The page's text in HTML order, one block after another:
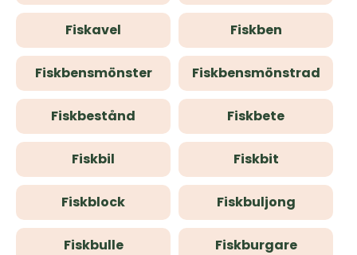
Fiskavel Fiskben
Fiskbensmönster Fiskbensmönstrad
Fiskbestånd Fiskbete
Fiskbil Fiskbit
Fiskblock Fiskbuljong
Fiskbulle Fiskburgare